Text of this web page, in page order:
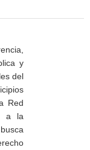
y
del
Red
a la